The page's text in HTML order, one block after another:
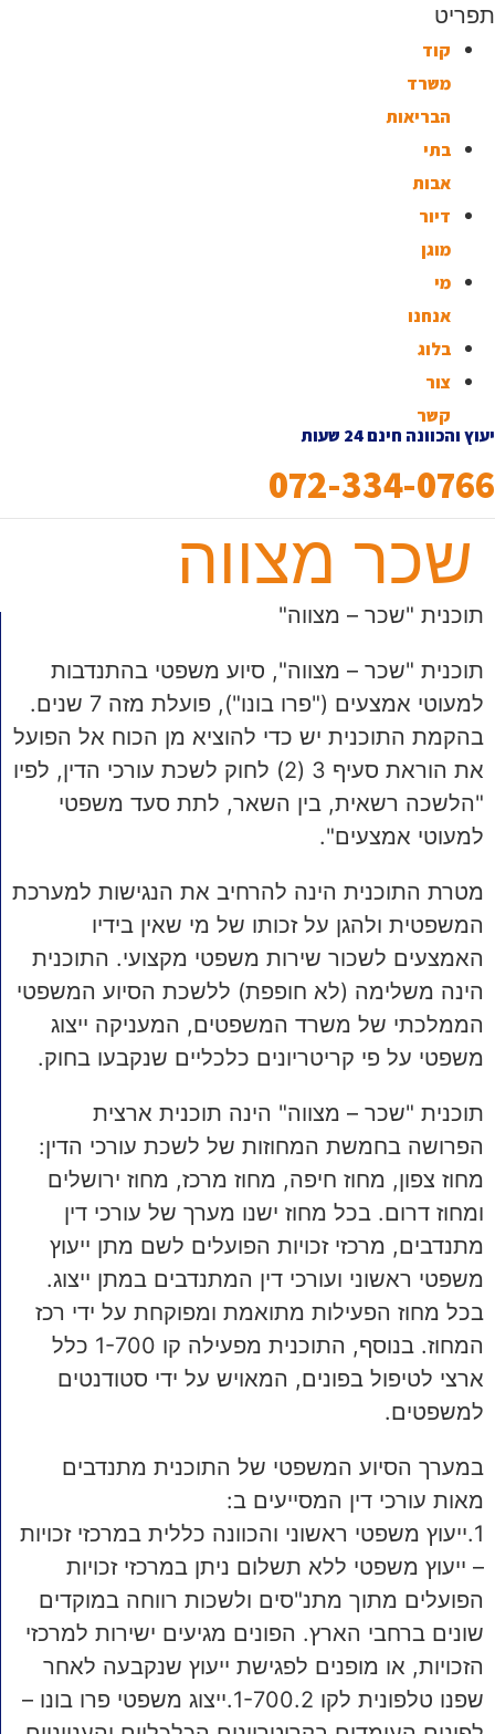
תפריט
קוד
משרד
הבריאות
בתי
אבות
דיור
מוגן
מי
אנחנו
בלוג
צור
קשר
יעוץ והכוונה חינם 24 שעות
072-334-0766
שכר מצווה
תוכנית "שכר – מצווה"
תוכנית "שכר – מצווה", סיוע משפטי בהתנדבות
למעוטי אמצעים ("פרו בונו"), פועלת מזה 7 שנים.
בהקמת התוכנית יש כדי להוציא מן הכוח אל הפועל
את הוראת סעיף 3 (2) לחוק לשכת עורכי הדין, לפיו
"הלשכה רשאית, בין השאר, לתת סעד משפטי
למעוטי אמצעים".
מטרת התוכנית הינה להרחיב את הנגישות למערכת
המשפטית ולהגן על זכותו של מי שאין בידיו
האמצעים לשכור שירות משפטי מקצועי. התוכנית
הינה משלימה (לא חופפת) ללשכת הסיוע המשפטי
הממלכתי של משרד המשפטים, המעניקה ייצוג
משפטי על פי קריטריונים כלכליים שנקבעו בחוק.
תוכנית "שכר – מצווה" הינה תוכנית ארצית
הפרושה בחמשת המחוזות של לשכת עורכי הדין:
מחוז צפון, מחוז חיפה, מחוז מרכז, מחוז ירושלים
ומחוז דרום. בכל מחוז ישנו מערך של עורכי דין
מתנדבים, מרכזי זכויות הפועלים לשם מתן ייעוץ
משפטי ראשוני ועורכי דין המתנדבים במתן ייצוג.
בכל מחוז הפעילות מתואמת ומפוקחת על ידי רכז
המחוז. בנוסף, התוכנית מפעילה קו 1-700 כלל
ארצי לטיפול בפונים, המאויש על ידי סטודנטים
למשפטים.
במערך הסיוע המשפטי של התוכנית מתנדבים
מאות עורכי דין המסייעים ב:
1.ייעוץ משפטי ראשוני והכוונה כללית במרכזי זכויות
– ייעוץ משפטי ללא תשלום ניתן במרכזי זכויות
הפועלים מתוך מתנ"סים ולשכות רווחה במוקדים
שונים ברחבי הארץ. הפונים מגיעים ישירות למרכזי
הזכויות, או מופנים לפגישת ייעוץ שנקבעה לאחר
שפנו טלפונית לקו 1-700.2.ייצוג משפטי פרו בונו –